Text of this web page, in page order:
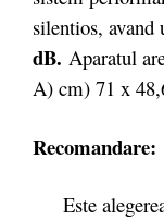
silentios,
dB. Aparatul
A) cm) 71 x
Recomandare:
Este